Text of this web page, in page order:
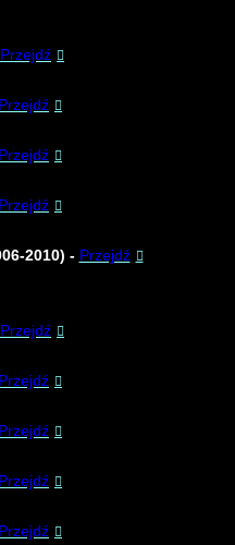
Przejdź
Przejdź
Przejdź
Przejdź
2010) - Przejdź
Przejdź
Przejdź
Przejdź
Przejdź
Przejdź